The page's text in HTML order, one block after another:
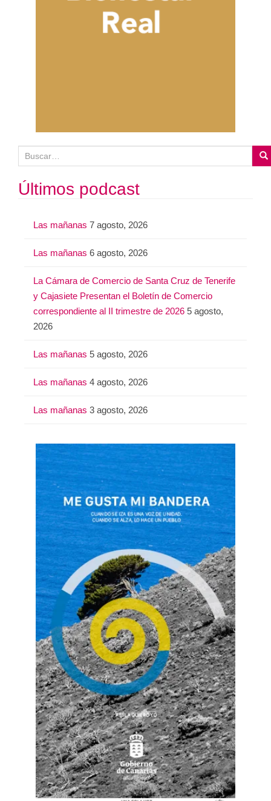
u
s
c
Últimos podcast
Las mañanas 7 agosto, 2026
Las mañanas 6 agosto, 2026
La Cámara de Comercio de Santa Cruz de Tenerife
y Cajasiete Presentan el Boletín de Comercio
correspondiente al II trimestre de 2026 5 agosto,
2026
Las mañanas 5 agosto, 2026
Las mañanas 4 agosto, 2026
Las mañanas 3 agosto, 2026